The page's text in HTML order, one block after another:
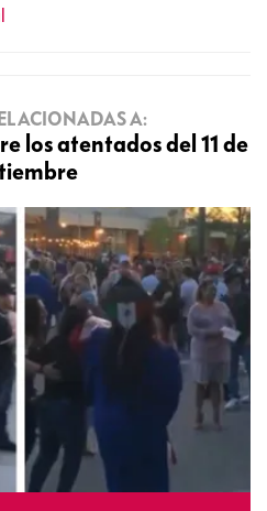
A:
los atentados del 11 de